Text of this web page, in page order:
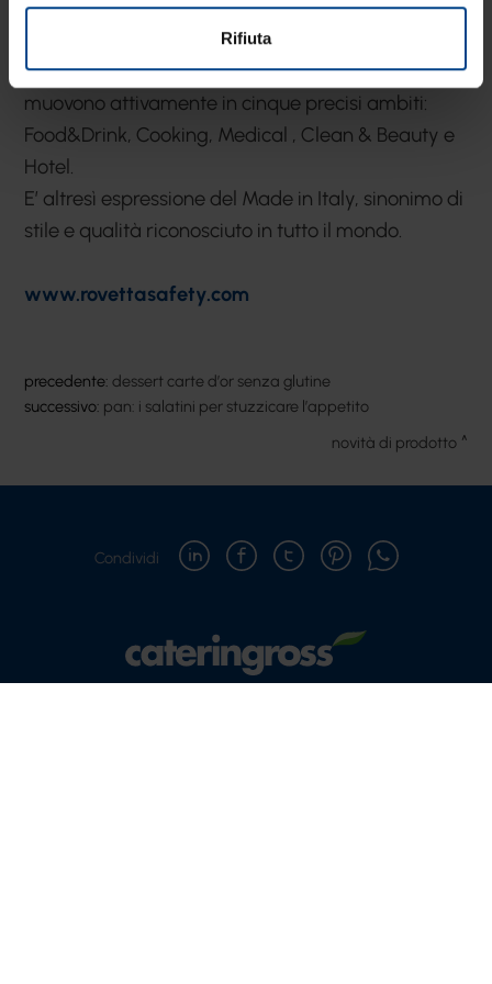
Rifiuta
consenso degli operatori dei vari comparti del
mondo ho.re.ca.: la collezione è, infatti, una
risposta concreta alle attese dgli operatori che si
muovono attivamente in cinque precisi ambiti:
Food&Drink, Cooking, Medical , Clean & Beauty e
Hotel.
E’ altresì espressione del Made in Italy, sinonimo di
stile e qualità riconosciuto in tutto il mondo.
www.rovettasafety.com
precedente:dessert carte d’or senza glutine
successivo: pan: i salatini per stuzzicare l’appetito
novità di prodotto
Condividi